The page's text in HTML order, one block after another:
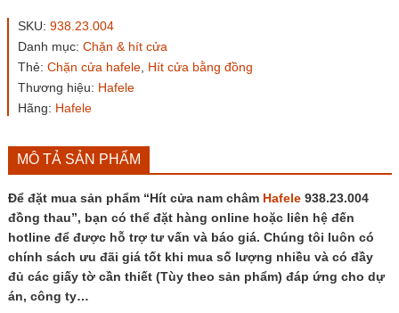
châm
938.23.004
đồng
thau
số
lượng
SKU: 938.23.004
Danh mục: Chặn & hít cửa
Thẻ: Chặn cửa hafele, Hít cửa bằng đồng
Thương hiệu: Hafele
Hãng: Hafele
MÔ TẢ SẢN PHẨM
Để đặt mua sản phẩm “Hít cửa nam châm Hafele938.23.004
đồng thau”, bạn có thể đặt hàng online hoặc liên hệ đến
hotline để được hỗ trợ tư vấn và báo giá. Chúng tôi luôn có
chính sách ưu đãi giá tốt khi mua số lượng nhiều và có đầy
đủ các giấy tờ cần thiết (Tùy theo sản phẩm) đáp ứng cho dự
án, công ty…